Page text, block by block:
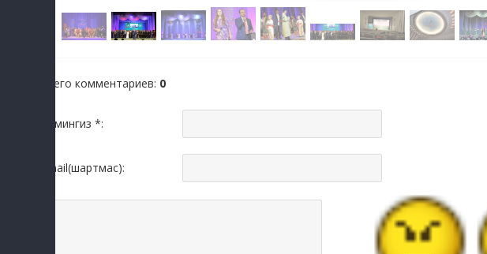
Всего комментариев: 0
Исмингиз *:
Email(шартмас):